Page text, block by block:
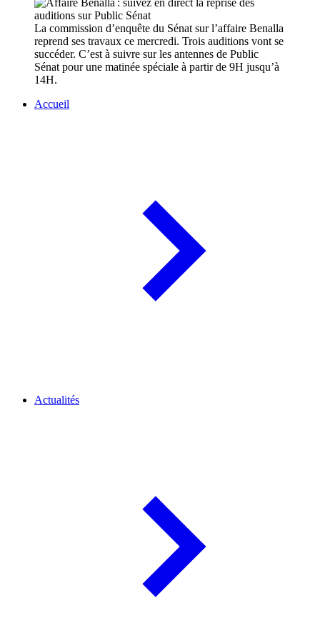
La commission d’enquête du Sénat sur l’affaire Benalla
reprend ses travaux ce mercredi. Trois auditions vont se
succéder. C’est à suivre sur les antennes de Public
Sénat pour une matinée spéciale à partir de 9H jusqu’à
14H.
Accueil
Actualités